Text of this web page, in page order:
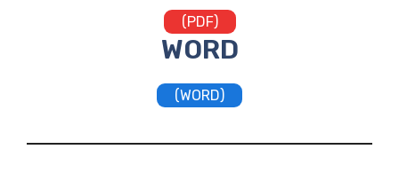
(PDF)
WORD
(WORD)